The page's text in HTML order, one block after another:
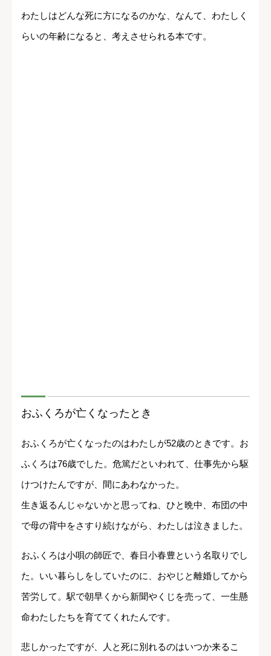
わたしはどんな死に方になるのかな、なんて、わたしく
らいの年齢になると、考えさせられる本です。
おふくろが亡くなったとき
おふくろが亡くなったのはわたしが52歳のときです。お
ふくろは76歳でした。危篤だといわれて、仕事先から駆
けつけたんですが、間にあわなかった。
生き返るんじゃないかと思ってね、ひと晩中、布団の中
で母の背中をさすり続けながら、わたしは泣きました。
おふくろは小唄の師匠で、春日小春豊という名取りでし
た。いい暮らしをしていたのに、おやじと離婚してから
苦労して。駅で朝早くから新聞やくじを売って、一生懸
命わたしたちを育ててくれたんです。
悲しかったですが、人と死に別れるのはいつか来るこ